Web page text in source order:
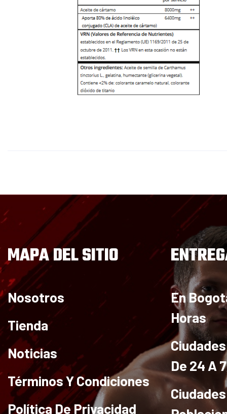
MAPA DEL SITIO
Nosotros
Tienda
Noticias
Términos Y Condiciones
Política De Privacidad
En
Horas
De 24 A